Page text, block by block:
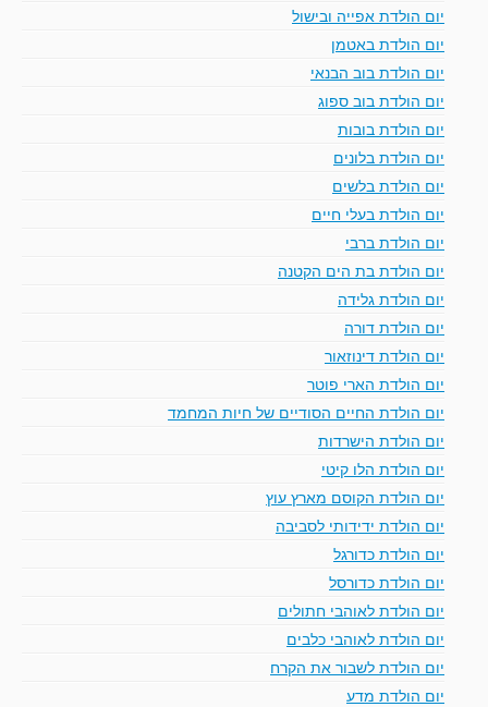
יום הולדת אפייה ובישול
יום הולדת באטמן
יום הולדת בוב הבנאי
יום הולדת בוב ספוג
יום הולדת בובות
יום הולדת בלונים
יום הולדת בלשים
יום הולדת בעלי חיים
יום הולדת ברבי
יום הולדת בת הים הקטנה
יום הולדת גלידה
יום הולדת דורה
יום הולדת דינוזאור
יום הולדת הארי פוטר
יום הולדת החיים הסודיים של חיות המחמד
יום הולדת הישרדות
יום הולדת הלו קיטי
יום הולדת הקוסם מארץ עוץ
יום הולדת ידידותי לסביבה
יום הולדת כדורגל
יום הולדת כדורסל
יום הולדת לאוהבי חתולים
יום הולדת לאוהבי כלבים
יום הולדת לשבור את הקרח
יום הולדת מדע